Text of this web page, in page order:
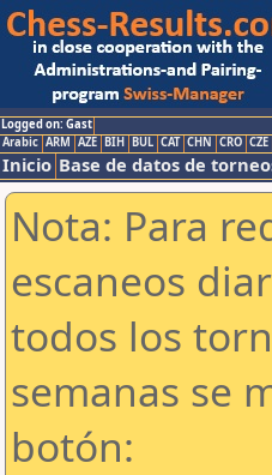
Logged on: Gast
Arabic ARM AZE BIH BUL CAT CHN CRO CZE
Inicio Base de datos de
Nota: Para
escaneos
todos los
semanas se
botón: